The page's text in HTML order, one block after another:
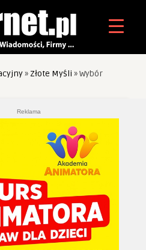
» Złote Myśli »Wybór
Reklama